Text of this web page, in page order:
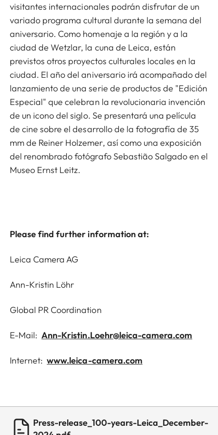
visitantes internacionales podrán disfrutar de un
variado programa cultural durante la semana del
aniversario. Como homenaje a la región y a la
ciudad de Wetzlar, la cuna de Leica, están
previstos otros proyectos culturales locales en la
ciudad. El año del aniversario irá acompañado del
lanzamiento de una serie de productos de "Edición
Especial" que celebran la revolucionaria invención
de un icono del siglo. Se presentará una película
de cine sobre el desarrollo de la fotografía de 35
mm de Reiner Holzemer, así como una exposición
del renombrado fotógrafo Sebastião Salgado en el
Museo Ernst Leitz.
Please find further information at:
Leica Camera AG
Ann-Kristin Löhr
Global PR Coordination
E-Mail:Ann-Kristin.Loehr@leica-camera.com
Internet:www.leica-camera.com
Press-release_100-years-Leica_December-